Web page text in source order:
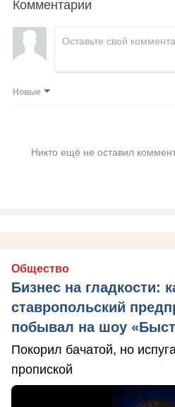
Комментарии
Новые
Никто ещё не оставил
Общество
Бизнес на гладкости:
ставропольский
побывал на шоу
Покорил бачатой, но
пропиской